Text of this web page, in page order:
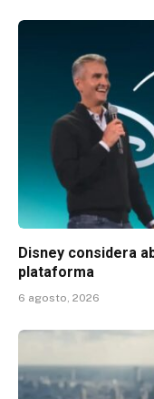
Disney considera
plataforma
6 agosto, 2026